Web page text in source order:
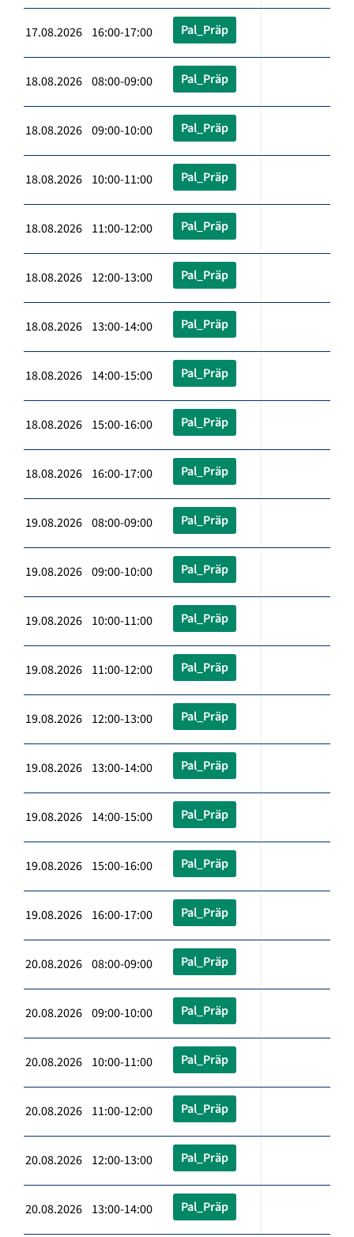
17.08.2026 16:00-17:00 Pal_Präp
18.08.2026 08:00-09:00 Pal_Präp
18.08.2026 09:00-10:00 Pal_Präp
18.08.2026 10:00-11:00 Pal_Präp
18.08.2026 11:00-12:00 Pal_Präp
18.08.2026 12:00-13:00 Pal_Präp
18.08.2026 13:00-14:00 Pal_Präp
18.08.2026 14:00-15:00 Pal_Präp
18.08.2026 15:00-16:00 Pal_Präp
18.08.2026 16:00-17:00 Pal_Präp
19.08.2026 08:00-09:00 Pal_Präp
19.08.2026 09:00-10:00 Pal_Präp
19.08.2026 10:00-11:00 Pal_Präp
19.08.2026 11:00-12:00 Pal_Präp
19.08.2026 12:00-13:00 Pal_Präp
19.08.2026 13:00-14:00 Pal_Präp
19.08.2026 14:00-15:00 Pal_Präp
19.08.2026 15:00-16:00 Pal_Präp
19.08.2026 16:00-17:00 Pal_Präp
20.08.2026 08:00-09:00 Pal_Präp
20.08.2026 09:00-10:00 Pal_Präp
20.08.2026 10:00-11:00 Pal_Präp
20.08.2026 11:00-12:00 Pal_Präp
20.08.2026 12:00-13:00 Pal_Präp
20.08.2026 13:00-14:00 Pal_Präp